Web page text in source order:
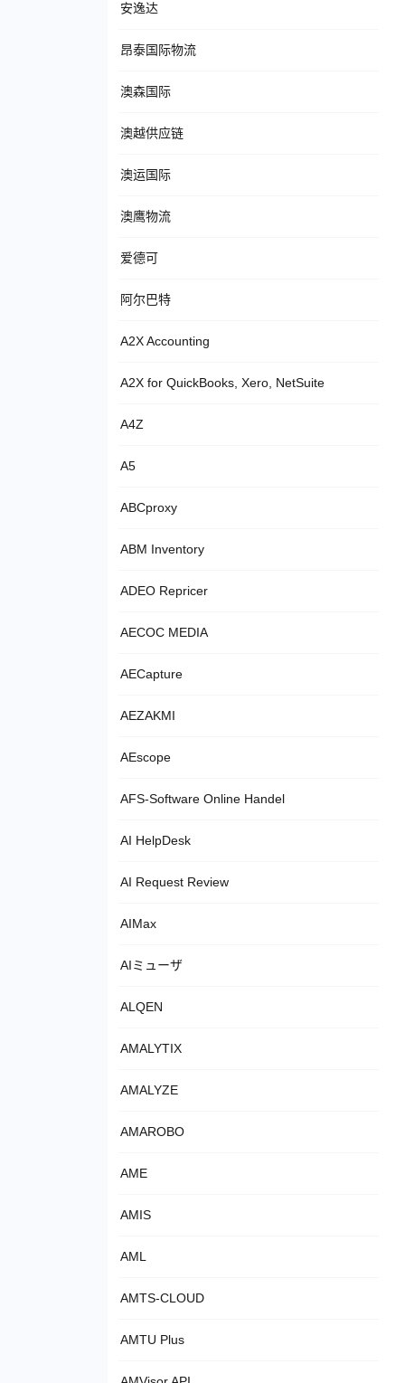
安逸达
昂泰国际物流
澳森国际
澳越供应链
澳运国际
澳鹰物流
爱德可
阿尔巴特
A2X Accounting
A2X for QuickBooks, Xero, NetSuite
A4Z
A5
ABCproxy
ABM Inventory
ADEO Repricer
AECOC MEDIA
AECapture
AEZAKMI
AEscope
AFS-Software Online Handel
AI HelpDesk
AI Request Review
AIMax
AIミューザ
ALQEN
AMALYTIX
AMALYZE
AMAROBO
AME
AMIS
AML
AMTS-CLOUD
AMTU Plus